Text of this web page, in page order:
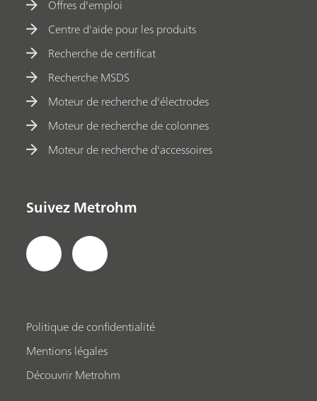
Offres d'emploi
Centre d'aide pour les produits
Recherche de certificat
Recherche MSDS
Moteur de recherche d'électrodes
Moteur de recherche de colonnes
Moteur de recherche d'accessoires
Suivez Metrohm
Politique de confidentialité
Mentions légales
Découvrir Metrohm